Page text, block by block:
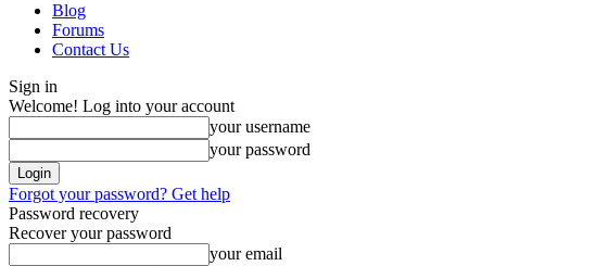
Blog
Forums
Contact Us
Sign in
Welcome! Log into your account
your username
your password
Forgot your password? Get help
Password recovery
Recover your password
your email